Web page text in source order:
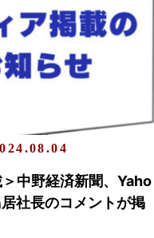
中野経済新聞、Yaho
社長のコメントが掲